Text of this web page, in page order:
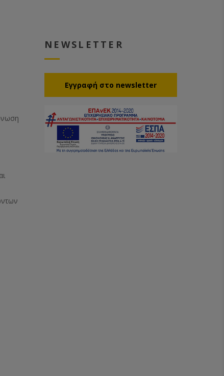
NEWSLETTER
Eγγραφή στο newsletter